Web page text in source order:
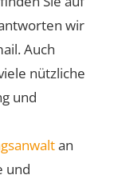
wir
Auch
nützliche
und
an
und